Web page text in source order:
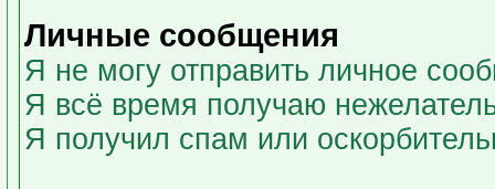
Личные сообщения
Я не могу отправить личное
Я всё время получаю
Я получил спам или